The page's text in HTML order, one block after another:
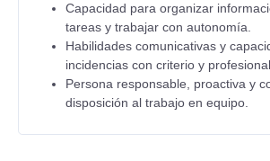
Capacidad para organizar
tareas y trabajar con autonomía.
Habilidades comunicativas y
incidencias con criterio y
Persona responsable, proactiva y
disposición al trabajo en equipo.